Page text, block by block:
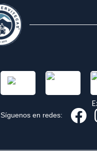
Síguenos en redes: